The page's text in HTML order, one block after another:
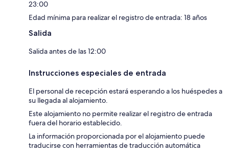
23:00
Edad mínima para realizar el registro de entrada: 18 años
Salida
Salida antes de las 12:00
Instrucciones especiales de entrada
El personal de recepción estará esperando a los huéspedes a
su llegada al alojamiento.
Este alojamiento no permite realizar el registro de entrada
fuera del horario establecido.
La información proporcionada por el alojamiento puede
traducirse con herramientas de traducción automática